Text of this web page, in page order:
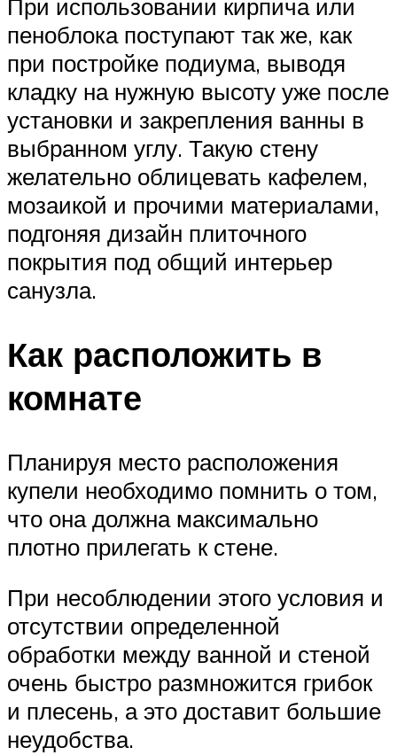
При использовании кирпича или
пеноблока поступают так же, как
при постройке подиума, выводя
кладку на нужную высоту уже после
установки и закрепления ванны в
выбранном углу. Такую стену
желательно облицевать кафелем,
мозаикой и прочими материалами,
подгоняя дизайн плиточного
покрытия под общий интерьер
санузла.
Как расположить в
комнате
Планируя место расположения
купели необходимо помнить о том,
что она должна максимально
плотно прилегать к стене.
При несоблюдении этого условия и
отсутствии определенной
обработки между ванной и стеной
очень быстро размножится грибок
и плесень, а это доставит большие
неудобства.